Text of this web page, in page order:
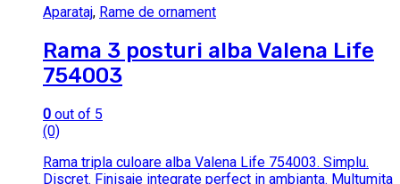
Aparataj, Rame de ornament
Rama 3 posturi alba Valena Life
754003
0 out of 5
(0)
Rama tripla culoare alba Valena Life 754003. Simplu.
Discret. Finisaje integrate perfect in ambianta. Multumita